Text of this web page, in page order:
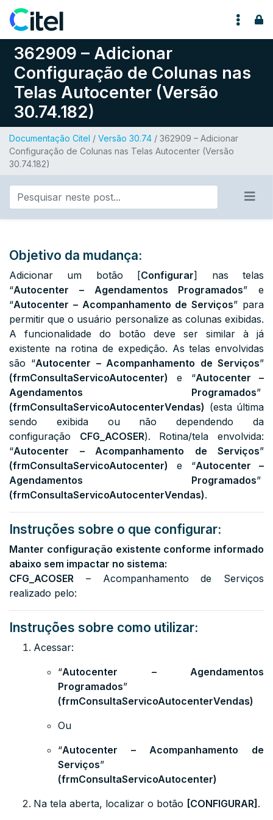
Pular para o conteúdo
362909 – Adicionar
Configuração de Colunas nas
Telas Autocenter (Versão
30.74.182)
Documentação Citel / Versão 30.74 / 362909 – Adicionar
Configuração de Colunas nas Telas Autocenter (Versão
30.74.182)
Objetivo da mudança:
Adicionar um botão [Configurar] nas telas
“Autocenter – Agendamentos Programados” e
“Autocenter – Acompanhamento de Serviços” para
permitir que o usuário personalize as colunas exibidas.
A funcionalidade do botão deve ser similar à já
existente na rotina de expedição. As telas envolvidas
são “Autocenter – Acompanhamento de Serviços”
(frmConsultaServicoAutocenter) e “Autocenter –
Agendamentos Programados”
(frmConsultaServicoAutocenterVendas) (esta última
sendo exibida ou não dependendo da
configuração CFG_ACOSER). Rotina/tela envolvida:
“Autocenter – Acompanhamento de Serviços”
(frmConsultaServicoAutocenter) e “Autocenter –
Agendamentos Programados”
(frmConsultaServicoAutocenterVendas).
Instruções sobre o que configurar:
Manter configuração existente conforme informado
abaixo sem impactar no sistema:
CFG_ACOSER – Acompanhamento de Serviços
realizado pelo:
Instruções sobre como utilizar:
Acessar:
“Autocenter – Agendamentos
Programados”
(frmConsultaServicoAutocenterVendas)
Ou
“Autocenter – Acompanhamento de
Serviços”
(frmConsultaServicoAutocenter)
Na tela aberta, localizar o botão [CONFIGURAR] .